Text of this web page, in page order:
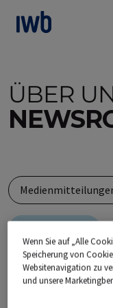
zum Main Content
ÜBER
Ad hoc-
Wenn Sie auf „Alle
Speicherung von
Websitenavigation zu
und unsere